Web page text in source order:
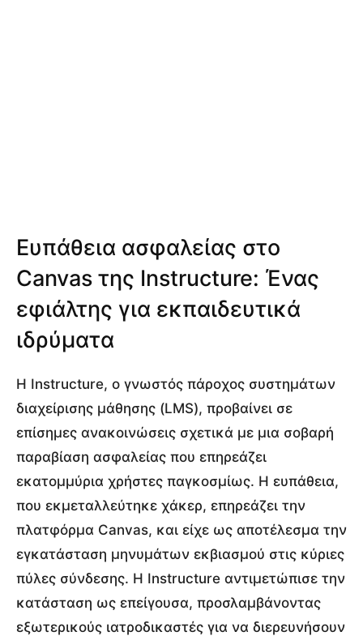
Ευπάθεια ασφαλείας στο
Canvas της Instructure: Ένας
εφιάλτης για εκπαιδευτικά
ιδρύματα
Η Instructure, ο γνωστός πάροχος συστημάτων
διαχείρισης μάθησης (LMS), προβαίνει σε
επίσημες ανακοινώσεις σχετικά με μια σοβαρή
παραβίαση ασφαλείας που επηρεάζει
εκατομμύρια χρήστες παγκοσμίως. Η ευπάθεια,
που εκμεταλλεύτηκε χάκερ, επηρεάζει την
πλατφόρμα Canvas, και είχε ως αποτέλεσμα την
εγκατάσταση μηνυμάτων εκβιασμού στις κύριες
πύλες σύνδεσης. Η Instructure αντιμετώπισε την
κατάσταση ως επείγουσα, προσλαμβάνοντας
εξωτερικούς ιατροδικαστές για να διερευνήσουν